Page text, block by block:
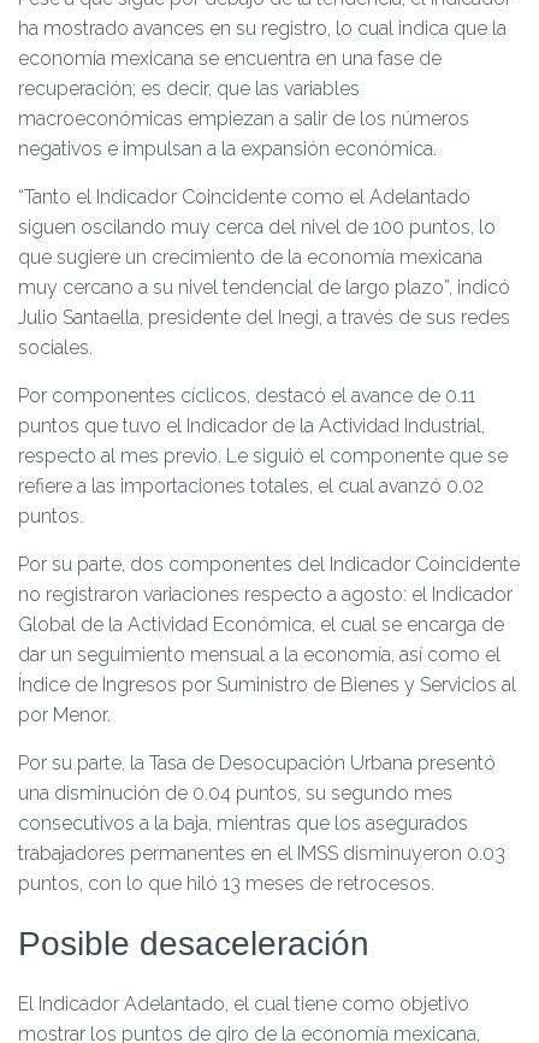
ha mostrado avances en su registro, lo cual indica que la
economía mexicana se encuentra en una fase de
recuperación; es decir, que las variables
macroeconómicas empiezan a salir de los números
negativos e impulsan a la expansión económica.
“Tanto el Indicador Coincidente como el Adelantado
siguen oscilando muy cerca del nivel de 100 puntos, lo
que sugiere un crecimiento de la economía mexicana
muy cercano a su nivel tendencial de largo plazo”, indicó
Julio Santaella, presidente del Inegi, a través de sus redes
sociales.
Por componentes cíclicos, destacó el avance de 0.11
puntos que tuvo el Indicador de la Actividad Industrial,
respecto al mes previo. Le siguió el componente que se
refiere a las importaciones totales, el cual avanzó 0.02
puntos.
Por su parte, dos componentes del Indicador Coincidente
no registraron variaciones respecto a agosto: el Indicador
Global de la Actividad Económica, el cual se encarga de
dar un seguimiento mensual a la economía, así como el
Índice de Ingresos por Suministro de Bienes y Servicios al
por Menor.
Por su parte, la Tasa de Desocupación Urbana presentó
una disminución de 0.04 puntos, su segundo mes
consecutivos a la baja, mientras que los asegurados
trabajadores permanentes en el IMSS disminuyeron 0.03
puntos, con lo que hiló 13 meses de retrocesos.
Posible desaceleración
El Indicador Adelantado, el cual tiene como objetivo
mostrar los puntos de giro de la economía mexicana,